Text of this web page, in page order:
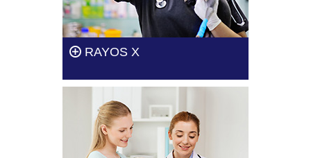
RAYOS X
En Clínica Veterinaria Dogtor te
X de la mano de especialistas
altamente capacitados.
Leer más